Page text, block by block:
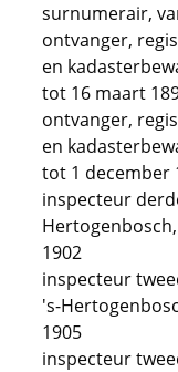
surnumerair,
ontvanger,
en
tot 16 maart
ontvanger,
en
tot 1 december
inspecteur
1902
inspecteur
's-
1905
inspecteur